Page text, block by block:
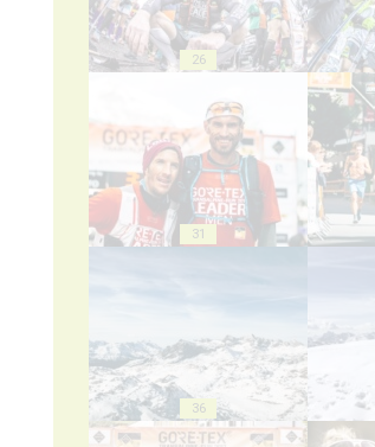
26
31
36